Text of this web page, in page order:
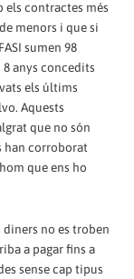
els contractes més
menors i que si
sumen 98
anys concedits
els últims
Aquests
que no són
han corroborat
que ens ho
diners no es troben
a pagar fins a
sense cap tipus